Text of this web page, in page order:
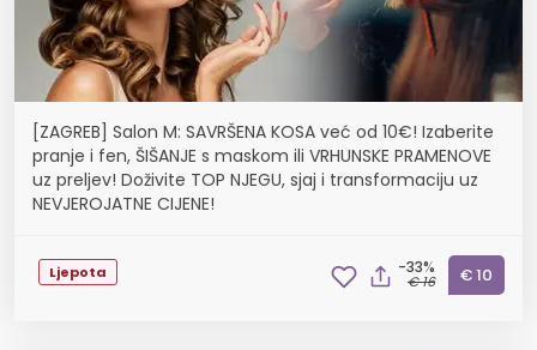
[ZAGREB] Salon M: SAVRŠENA KOSA već od 10€! Izaberite
pranje i fen, ŠIŠANJE s maskom ili VRHUNSKE PRAMENOVE
uz preljev! Doživite TOP NJEGU, sjaj i transformaciju uz
NEVJEROJATNE CIJENE!
Ljepota -33%
€ 16 € 10